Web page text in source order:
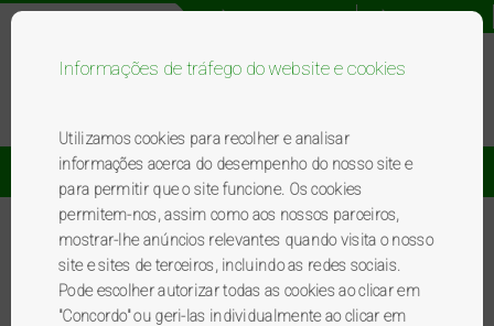
Informações de tráfego do website e cookies
Utilizamos cookies para recolher e analisar
informações acerca do desempenho do nosso site e
para permitir que o site funcione. Os cookies
permitem-nos, assim como aos nossos parceiros,
mostrar-lhe anúncios relevantes quando visita o nosso
site e sites de terceiros, incluindo as redes sociais.
Pode escolher autorizar todas as cookies ao clicar em
"Concordo" ou geri-las individualmente ao clicar em
Acesso utilizador
Catálogo De Brindes
Entrada para Adulto Jardim
Zoologico